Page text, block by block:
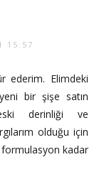
15:57
ederim. Elimdeki
bir şişe satın
derinliği ve
olduğu için
kadar